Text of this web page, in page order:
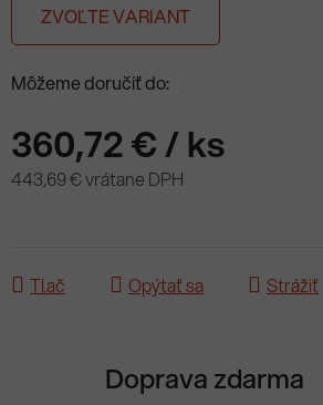
ZVOĽTE VARIANT
Môžeme doručiť do:
360,72 €/ ks
443,69 € vrátane DPH
Tlač Opýtať sa Strážiť
Doprava zdarma